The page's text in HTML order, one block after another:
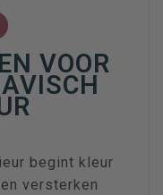
VOOR
begint kleur
versterken